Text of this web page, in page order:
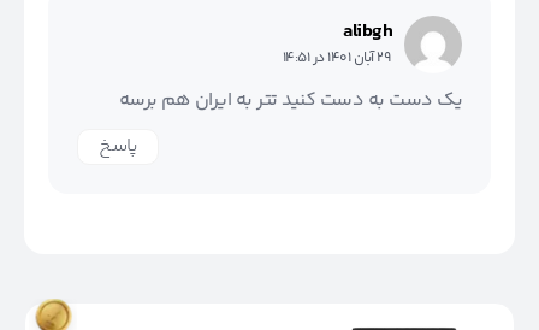
alibgh
29 آبان 1401 در 14:51
یک دست به دست کنید تتر به ایران هم برسه
پاسخ